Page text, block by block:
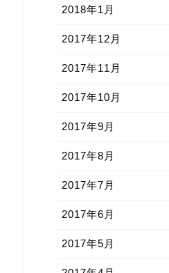
2018年1月
2017年12月
2017年11月
2017年10月
2017年9月
2017年8月
2017年7月
2017年6月
2017年5月